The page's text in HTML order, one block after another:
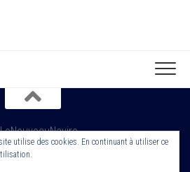
Navire. Tout droit Réservé. Edité par
utilise des cookies. En continuant à utiliser ce